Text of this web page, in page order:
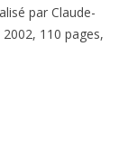
par Claude-
110 pages,